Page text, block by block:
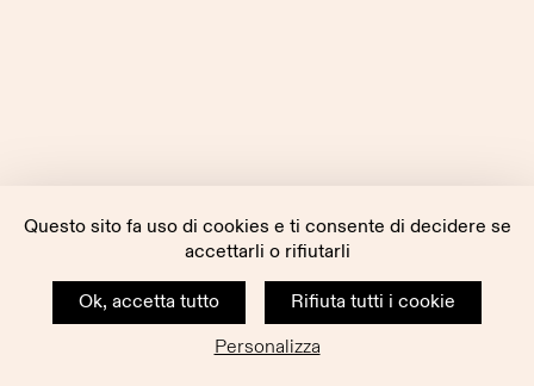
Questo sito fa uso di cookies e ti consente di decidere se
accettarli o rifiutarli
Ok, accetta tutto
Rifiuta tutti i cookie
Personalizza